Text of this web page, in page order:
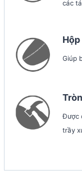
các
Giúp
Được
trầy